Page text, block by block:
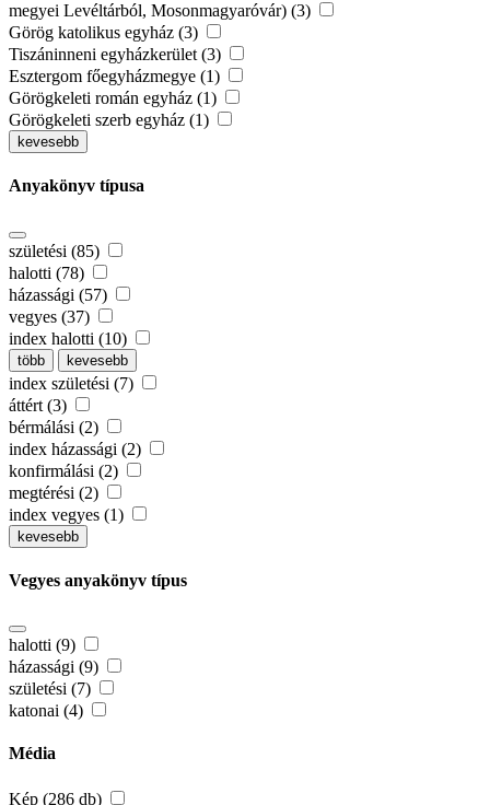
megyei Levéltárból, Mosonmagyaróvár) (3)
Görög katolikus egyház (3)
Tiszáninneni egyházkerület (3)
Esztergom főegyházmegye (1)
Görögkeleti román egyház (1)
Görögkeleti szerb egyház (1)
kevesebb
Anyakönyv típusa
születési (85)
halotti (78)
házassági (57)
vegyes (37)
index halotti (10)
több kevesebb
index születési (7)
áttért (3)
bérmálási (2)
index házassági (2)
konfirmálási (2)
megtérési (2)
index vegyes (1)
kevesebb
Vegyes anyakönyv típus
halotti (9)
házassági (9)
születési (7)
katonai (4)
Média
Kép (286 db)